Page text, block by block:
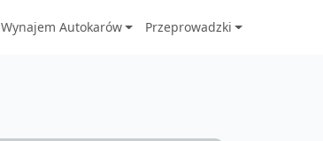
Wynajem Autokarów Przeprowadzki